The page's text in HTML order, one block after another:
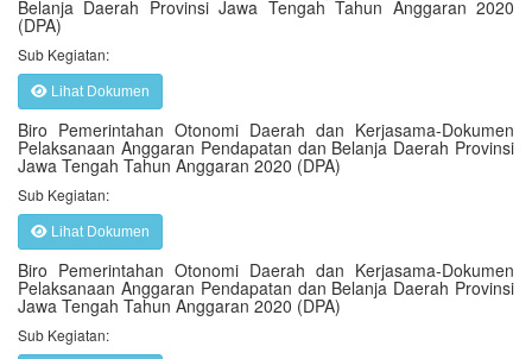
Belanja Daerah Provinsi Jawa Tengah Tahun Anggaran 2020
(DPA)
Sub Kegiatan:
Lihat Dokumen
Biro Pemerintahan Otonomi Daerah dan Kerjasama-Dokumen
Pelaksanaan Anggaran Pendapatan dan Belanja Daerah Provinsi
Jawa Tengah Tahun Anggaran 2020 (DPA)
Sub Kegiatan:
Lihat Dokumen
Biro Pemerintahan Otonomi Daerah dan Kerjasama-Dokumen
Pelaksanaan Anggaran Pendapatan dan Belanja Daerah Provinsi
Jawa Tengah Tahun Anggaran 2020 (DPA)
Sub Kegiatan: